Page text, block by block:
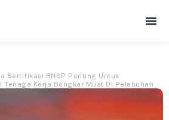
Sertifikasi BNSP Penting Untuk
Tenaga Kerja Bongkar Muat Di Pelabuhan